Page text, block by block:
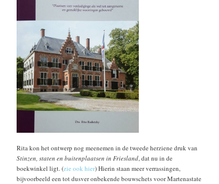
Rita kon het ontwerp nog meenemen in de tweede herziene druk van
Stinzen, staten en buitenplaatsen in Friesland, dat nu in de
boekwinkel ligt. (zie ook hier) Hierin staan meer verrassingen,
bijvoorbeeld een tot dusver onbekende bouwschets voor Martenastate